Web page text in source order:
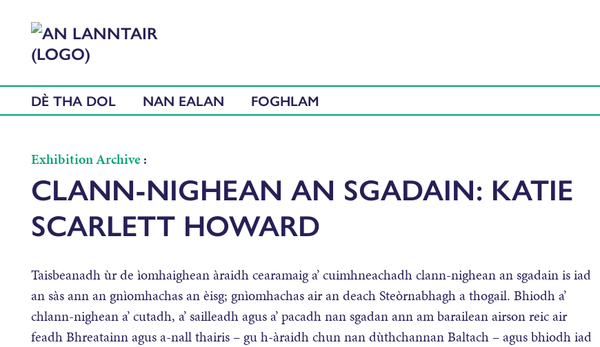
DÈ THA DOL NAN EALAN FOGHLAM
Exhibition Archive:
CLANN-NIGHEAN AN SGADAIN: KATIE
SCARLETT HOWARD
Taisbeanadh ùr de ìomhaighean àraidh cearamaig a’ cuimhneachadh clann-nighean an sgadain is iad
an sàs ann an gnìomhachas an èisg; gnìomhachas air an deach Steòrnabhagh a thogail. Bhiodh a’
chlann-nighean a’ cutadh, a’ sailleadh agus a’ pacadh nan sgadan ann am barailean airson reic air
feadh Bhreatainn agus a-nall thairis – gu h-àraidh chun nan dùthchannan Baltach – agus bhiodh iad